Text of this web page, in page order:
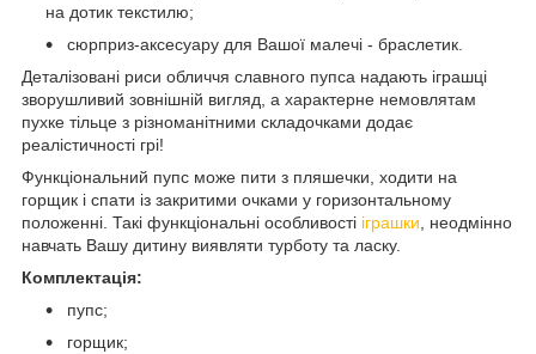
на дотик текстилю;
сюрприз-аксесуару для Вашої малечі - браслетик.
Деталізовані риси обличчя славного пупса надають іграшці
зворушливий зовнішній вигляд, а характерне немовлятам
пухке тільце з різноманітними складочками додає
реалістичності грі!
Функціональний пупс може пити з пляшечки, ходити на
горщик і спати із закритими очками у горизонтальному
положенні. Такі функціональні особливості іграшки , неодмінно
навчать Вашу дитину виявляти турботу та ласку.
Комплектація:
пупс;
горщик;